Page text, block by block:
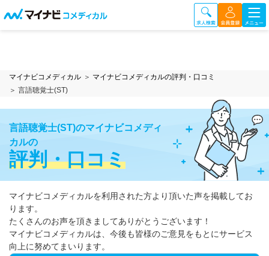
マイナビコメディカル
マイナビコメディカルの評判・口コミ
言語聴覚士(ST)
言語聴覚士(ST)のマイナビコメディ
カルの
評判・口コミ
マイナビコメディカルを利用された方より頂いた声を掲載してお
ります。
たくさんのお声を頂きましてありがとうございます！
マイナビコメディカルは、今後も皆様のご意見をもとにサービス
向上に努めてまいります。